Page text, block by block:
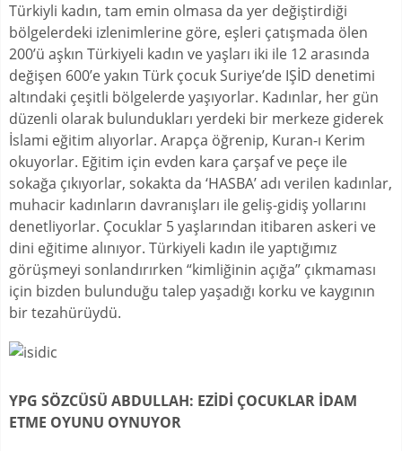
Türkiyli kadın, tam emin olmasa da yer değiştirdiği
bölgelerdeki izlenimlerine göre, eşleri çatışmada ölen
200’ü aşkın Türkiyeli kadın ve yaşları iki ile 12 arasında
değişen 600’e yakın Türk çocuk Suriye’de IŞİD denetimi
altındaki çeşitli bölgelerde yaşıyorlar. Kadınlar, her gün
düzenli olarak bulundukları yerdeki bir merkeze giderek
İslami eğitim alıyorlar. Arapça öğrenip, Kuran-ı Kerim
okuyorlar. Eğitim için evden kara çarşaf ve peçe ile
sokağa çıkıyorlar, sokakta da ‘HASBA’ adı verilen kadınlar,
muhacir kadınların davranışları ile geliş-gidiş yollarını
denetliyorlar. Çocuklar 5 yaşlarından itibaren askeri ve
dini eğitime alınıyor. Türkiyeli kadın ile yaptığımız
görüşmeyi sonlandırırken “kimliğinin açığa” çıkmaması
için bizden bulunduğu talep yaşadığı korku ve kaygının
bir tezahürüydü.
YPG SÖZCÜSÜ ABDULLAH: EZİDİ ÇOCUKLAR İDAM
ETME OYUNU OYNUYOR